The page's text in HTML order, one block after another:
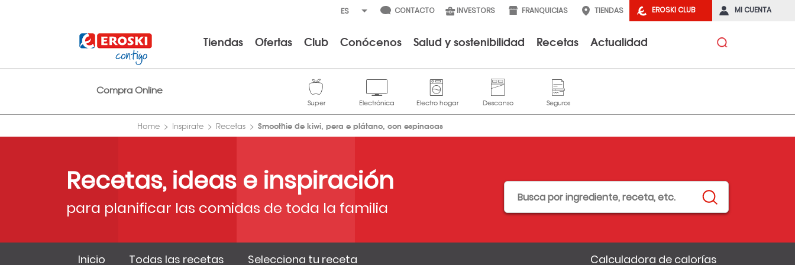
EROSKI CLUB MI CUENTA
CONTACTO INVESTORS FRANQUICIAS TIENDAS
Tiendas Ofertas Club Conócenos Salud y sostenibilidad Recetas Actualidad
Compra Online
Home Inspirate Recetas Smoothie de kiwi, pera e plátano, con espinacas
Recetas, ideas e inspiración
para planificar las comidas de toda la familia
Inicio Todas las recetas Selecciona tu receta Calculadora de calorías